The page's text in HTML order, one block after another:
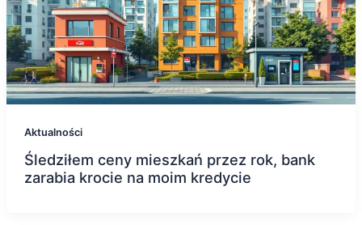
Aktualności
Śledziłem ceny mieszkań przez rok, bank
zarabia krocie na moim kredycie